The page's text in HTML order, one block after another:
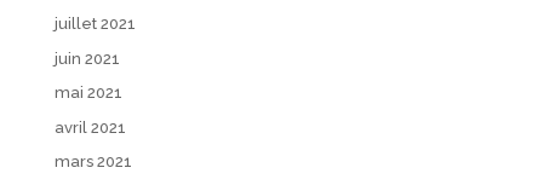
juillet 2021
juin 2021
mai 2021
avril 2021
mars 2021